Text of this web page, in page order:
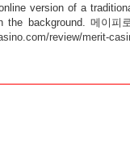
version of a
the background.메이피
review/merit-